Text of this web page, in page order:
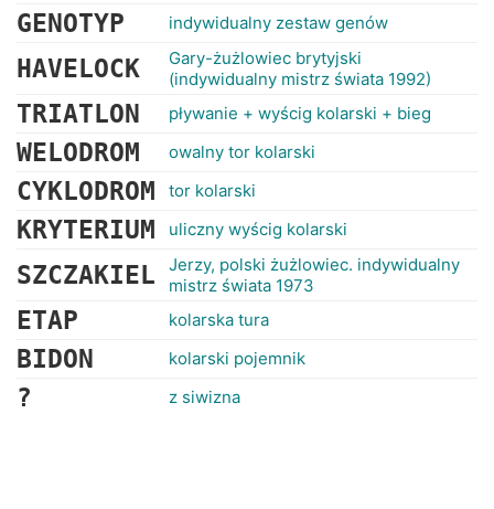
GENOTYP indywidualny zestaw genów
HAVELOCK
Gary-żużlowiec brytyjski
(indywidualny mistrz świata 1992)
TRIATLON pływanie + wyścig kolarski + bieg
WELODROM owalny tor kolarski
CYKLODROM tor kolarski
KRYTERIUM uliczny wyścig kolarski
SZCZAKIEL
Jerzy, polski żużlowiec. indywidualny
mistrz świata 1973
ETAP kolarska tura
BIDON kolarski pojemnik
? z siwizna